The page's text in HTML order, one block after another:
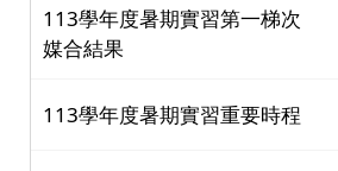
113學年度暑期實習第一梯次
媒合結果
113學年度暑期實習重要時程